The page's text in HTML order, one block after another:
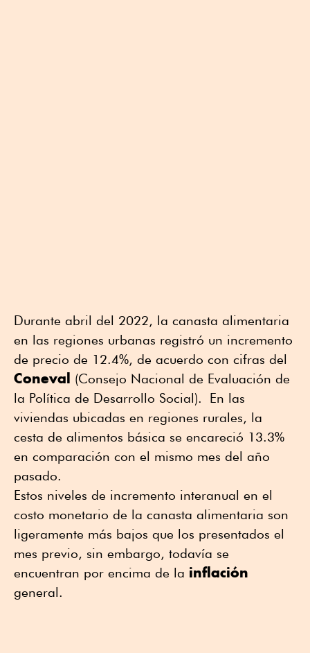
Durante abril del 2022, la canasta alimentaria
en las regiones urbanas registró un incremento
de precio de 12.4%, de acuerdo con cifras del
Coneval (Consejo Nacional de Evaluación de
la Política de Desarrollo Social). En las
viviendas ubicadas en regiones rurales, la
cesta de alimentos básica se encareció 13.3%
en comparación con el mismo mes del año
pasado.
Estos niveles de incremento interanual en el
costo monetario de la canasta alimentaria son
ligeramente más bajos que los presentados el
mes previo, sin embargo, todavía se
encuentran por encima de la inflación
general.